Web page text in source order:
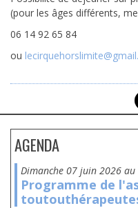
(pour les âges différents,
06 14 92 65 84
ou
AGENDA
dimanche 07 juin 2026 au
Programme de